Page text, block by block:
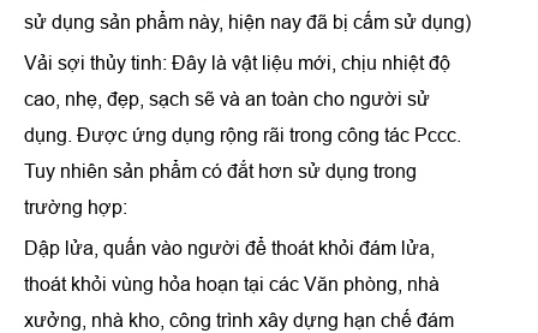
sử dụng sản phẩm này, hiện nay đã bị cấm sử dụng)
Vải sợi thủy tinh: Đây là vật liệu mới, chịu nhiệt độ
cao, nhẹ, đẹp, sạch sẽ và an toàn cho người sử
dụng. Được ứng dụng rộng rãi trong công tác Pccc.
Tuy nhiên sản phẩm có đắt hơn sử dụng trong
trường hợp:
Dập lửa, quấn vào người để thoát khỏi đám lửa,
thoát khỏi vùng hỏa hoạn tại các Văn phòng, nhà
xưởng, nhà kho, công trình xây dựng hạn chế đám